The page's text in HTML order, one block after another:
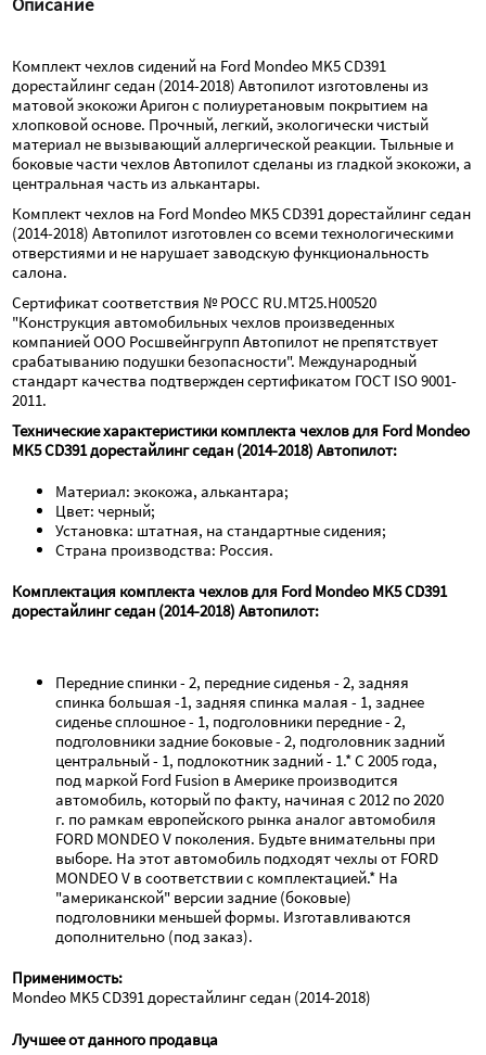
Описание
Комплект чехлов сидений на Ford Mondeo MK5 CD391
дорестайлинг седан (2014-2018) Автопилот изготовлены из
матовой экокожи Аригон с полиуретановым покрытием на
хлопковой основе. Прочный, легкий, экологически чистый
материал не вызывающий аллергической реакции. Тыльные и
боковые части чехлов Автопилот сделаны из гладкой экокожи, а
центральная часть из алькантары.
Комплект чехлов на Ford Mondeo MK5 CD391 дорестайлинг седан
(2014-2018) Автопилот изготовлен со всеми технологическими
отверстиями и не нарушает заводскую функциональность
салона.
Сертификат соответствия № РОСС RU.МТ25.Н00520
"Конструкция автомобильных чехлов произведенных
компанией ООО Росшвейнгрупп Автопилот не препятствует
срабатыванию подушки безопасности". Международный
стандарт качества подтвержден сертификатом ГОСТ ISO 9001-
2011.
Технические характеристики комплекта чехлов для Ford Mondeo
MK5 CD391 дорестайлинг седан (2014-2018) Автопилот:
Материал: экокожа, алькантара;
Цвет: черный;
Установка: штатная, на стандартные сидения;
Страна производства: Россия.
Комплектация комплекта чехлов для Ford Mondeo MK5 CD391
дорестайлинг седан (2014-2018) Автопилот:
Передние спинки - 2, передние сиденья - 2, задняя
спинка большая -1, задняя спинка малая - 1, заднее
сиденье сплошное - 1, подголовники передние - 2,
подголовники задние боковые - 2, подголовник задний
центральный - 1, подлокотник задний - 1.* С 2005 года,
под маркой Ford Fusion в Америке производится
автомобиль, который по факту, начиная с 2012 по 2020
г. по рамкам европейского рынка аналог автомобиля
FORD MONDEO V поколения. Будьте внимательны при
выборе. На этот автомобиль подходят чехлы от FORD
MONDEO V в соответствии с комплектацией.* На
"американской" версии задние (боковые)
подголовники меньшей формы. Изготавливаются
дополнительно (под заказ).
Применимость:
Mondeo MK5 CD391 дорестайлинг седан (2014-2018)
Лучшее от данного продавца